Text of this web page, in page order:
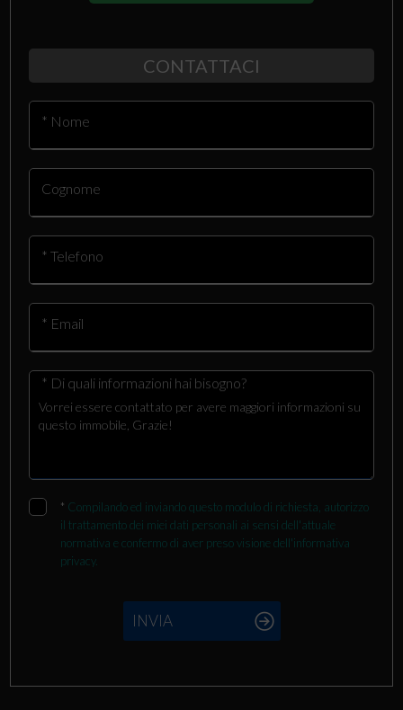
CONTATTACI
* Nome
Cognome
* Telefono
* Email
* Di quali informazioni hai bisogno?
* Compilando ed inviando questo modulo di richiesta, autorizzo
il trattamento dei miei dati personali ai sensi dell'attuale
normativa e confermo di aver preso visione dell'informativa
privacy.
INVIA